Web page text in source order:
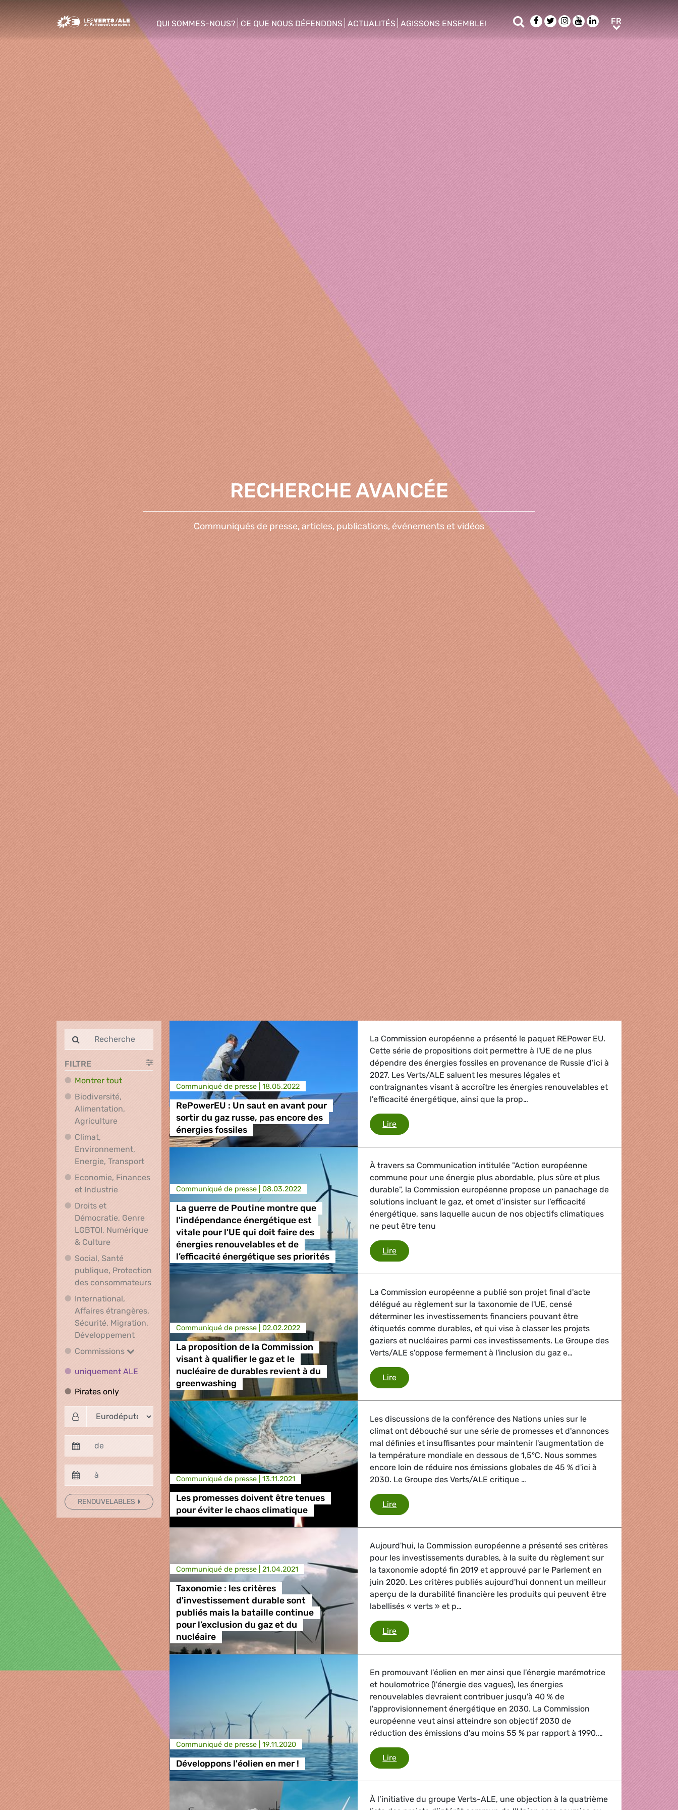
Greens/EFA Home
QUI SOMMES-NOUS?
show/hide sub menu
CE QUE NOUS DÉFENDONS
show/hide sub menu
ACTUALITÉS
show/hide sub menu
AGISSONS ENSEMBLE!
show/hide sub menu
Rechercher
Facebook
TwitterInstagram
YoutubeLinkedIn
FR FR
RECHERCHE AVANCÉE
Communiqués de presse, articles, publications, événements et vidéos
FILTRE
Montrer tout
Biodiversité,
Alimentation,
AgricultureBiodiversité, Alimentation, Agriculture
Climat,
Environnement,
Energie, TransportClimat, Environnement, Energie, Transport
Economie, Finances
et IndustrieEconomie, Finances et Industrie
Droits et
Démocratie, Genre
LGBTQI, Numérique
& CultureDroits et Démocratie, Genre LGBTQI, Numérique & Culture
Social, Santé
publique, Protection
des consommateursSocial, Santé publique, Protection des consommateurs
International,
Affaires étrangères,
Sécurité, Migration,
DéveloppementInternational, Affaires étrangères, Sécurité, Migration, Développement
Commissions
Commissions
uniquement ALE uniquement ALE
Pirates onlyPirates only
RENOUVELABLES
Communiqué de presse | 18.05.2022
RePowerEU : Un saut en avant pour
sortir du gaz russe, pas encore des
énergies fossiles
La Commission européenne a présenté le paquet REPower EU.
Cette série de propositions doit permettre à l'UE de ne plus
dépendre des énergies fossiles en provenance de Russie d’ici à
2027. Les Verts/ALE saluent les mesures légales et
contraignantes visant à accroître les énergies renouvelables et
l'efficacité énergétique, ainsi que la prop…
LireRePowerEU : Un saut en avant pour sortir du gaz russe, pas encore des
Communiqué de presse | 08.03.2022
La guerre de Poutine montre que
l'indépendance énergétique est
vitale pour l'UE qui doit faire des
énergies renouvelables et de
l’efficacité énergétique ses priorités
À travers sa Communication intitulée "Action européenne
commune pour une énergie plus abordable, plus sûre et plus
durable", la Commission européenne propose un panachage de
solutions incluant le gaz, et omet d’insister sur l’efficacité
énergétique, sans laquelle aucun de nos objectifs climatiques
ne peut être tenu
LireLa guerre de Poutine montre que l'indépendance énergétique est vitale
Communiqué de presse | 02.02.2022
La proposition de la Commission
visant à qualifier le gaz et le
nucléaire de durables revient à du
greenwashing
La Commission européenne a publié son projet final d'acte
délégué au règlement sur la taxonomie de l'UE, censé
déterminer les investissements financiers pouvant être
étiquetés comme durables, et qui vise à classer les projets
gaziers et nucléaires parmi ces investissements. Le Groupe des
Verts/ALE s'oppose fermement à l'inclusion du gaz e…
LireLa proposition de la Commission visant à qualifier le gaz et le nucléaire
Communiqué de presse | 13.11.2021
Les promesses doivent être tenues
pour éviter le chaos climatique
Les discussions de la conférence des Nations unies sur le
climat ont débouché sur une série de promesses et d'annonces
mal définies et insuffisantes pour maintenir l'augmentation de
la température mondiale en dessous de 1,5°C. Nous sommes
encore loin de réduire nos émissions globales de 45 % d'ici à
2030. Le Groupe des Verts/ALE critique …
LireLes promesses doivent être tenues pour éviter le chaos climatique
Communiqué de presse | 21.04.2021
Taxonomie : les critères
d'investissement durable sont
publiés mais la bataille continue
pour l’exclusion du gaz et du
nucléaire
Aujourd'hui, la Commission européenne a présenté ses critères
pour les investissements durables, à la suite du règlement sur
la taxonomie adopté fin 2019 et approuvé par le Parlement en
juin 2020. Les critères publiés aujourd'hui donnent un meilleur
aperçu de la durabilité financière les produits qui peuvent être
labellisés « verts » et p…
LireTaxonomie : les critères d'investissement durable sont publiés mais la
Communiqué de presse | 19.11.2020
Développons l'éolien en mer !
En promouvant l'éolien en mer ainsi que l'énergie marémotrice
et houlomotrice (l'énergie des vagues), les énergies
renouvelables devraient contribuer jusqu'à 40 % de
l'approvisionnement énergétique en 2030. La Commission
européenne veut ainsi atteindre son objectif 2030 de
réduction des émissions d'au moins 55 % par rapport à 1990.…
LireDéveloppons l'éolien en mer !
À l’initiative du groupe Verts-ALE, une objection à la quatrième